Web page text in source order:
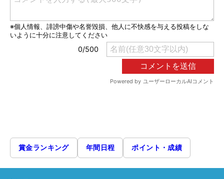
賞金ランキング 年間日程 ポイント・成績